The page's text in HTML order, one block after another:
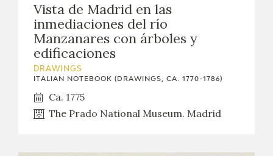
Vista de Madrid en las
inmediaciones del río
Manzanares con árboles y
edificaciones
DRAWINGS
ITALIAN NOTEBOOK (DRAWINGS, CA. 1770-1786)
Ca. 1775
The Prado National Museum. Madrid